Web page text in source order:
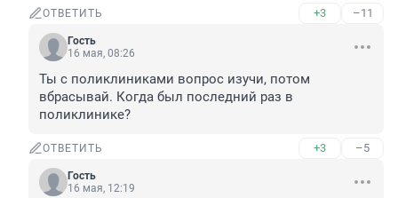
ОТВЕТИТЬ +3 –11
Гость
16 мая, 08:26
Ты с поликлиниками вопрос изучи, потом
вбрасывай. Когда был последний раз в
поликлинике?
ОТВЕТИТЬ +3 –5
Гость
16 мая, 12:19